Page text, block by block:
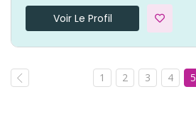
Voir Le Profil
1 2 3 4 5